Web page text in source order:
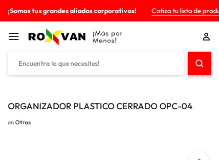
¡Somos tus grandes aliados corporativos! Cotiza tu lista de
ORGANIZADOR PLASTICO CERRADO OPC-04
en Otros